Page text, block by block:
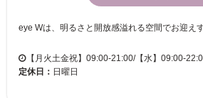
【月火土金祝】09:00-21:00/【水】09:00-
定休日： 日曜日